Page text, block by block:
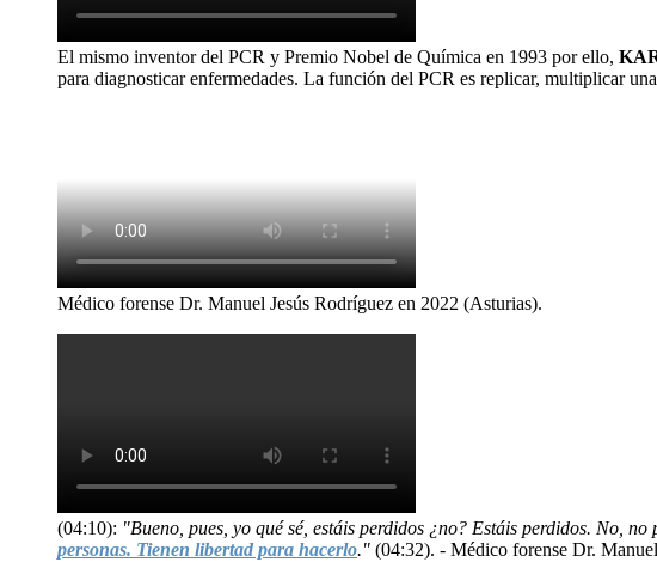
El mismo inventor del PCR y Premio Nobel de Química en 1993 por ello,
para diagnosticar enfermedades. La función del PCR es replicar, multiplicar
Médico forense Dr. Manuel Jesús Rodríguez en 2022 (Asturias).
(04:10): "Bueno, pues, yo qué sé, estáis perdidos ¿no? Estáis perdidos. No,
personas. Tienen libertad para hacerlo." (04:32). - Médico forense Dr.